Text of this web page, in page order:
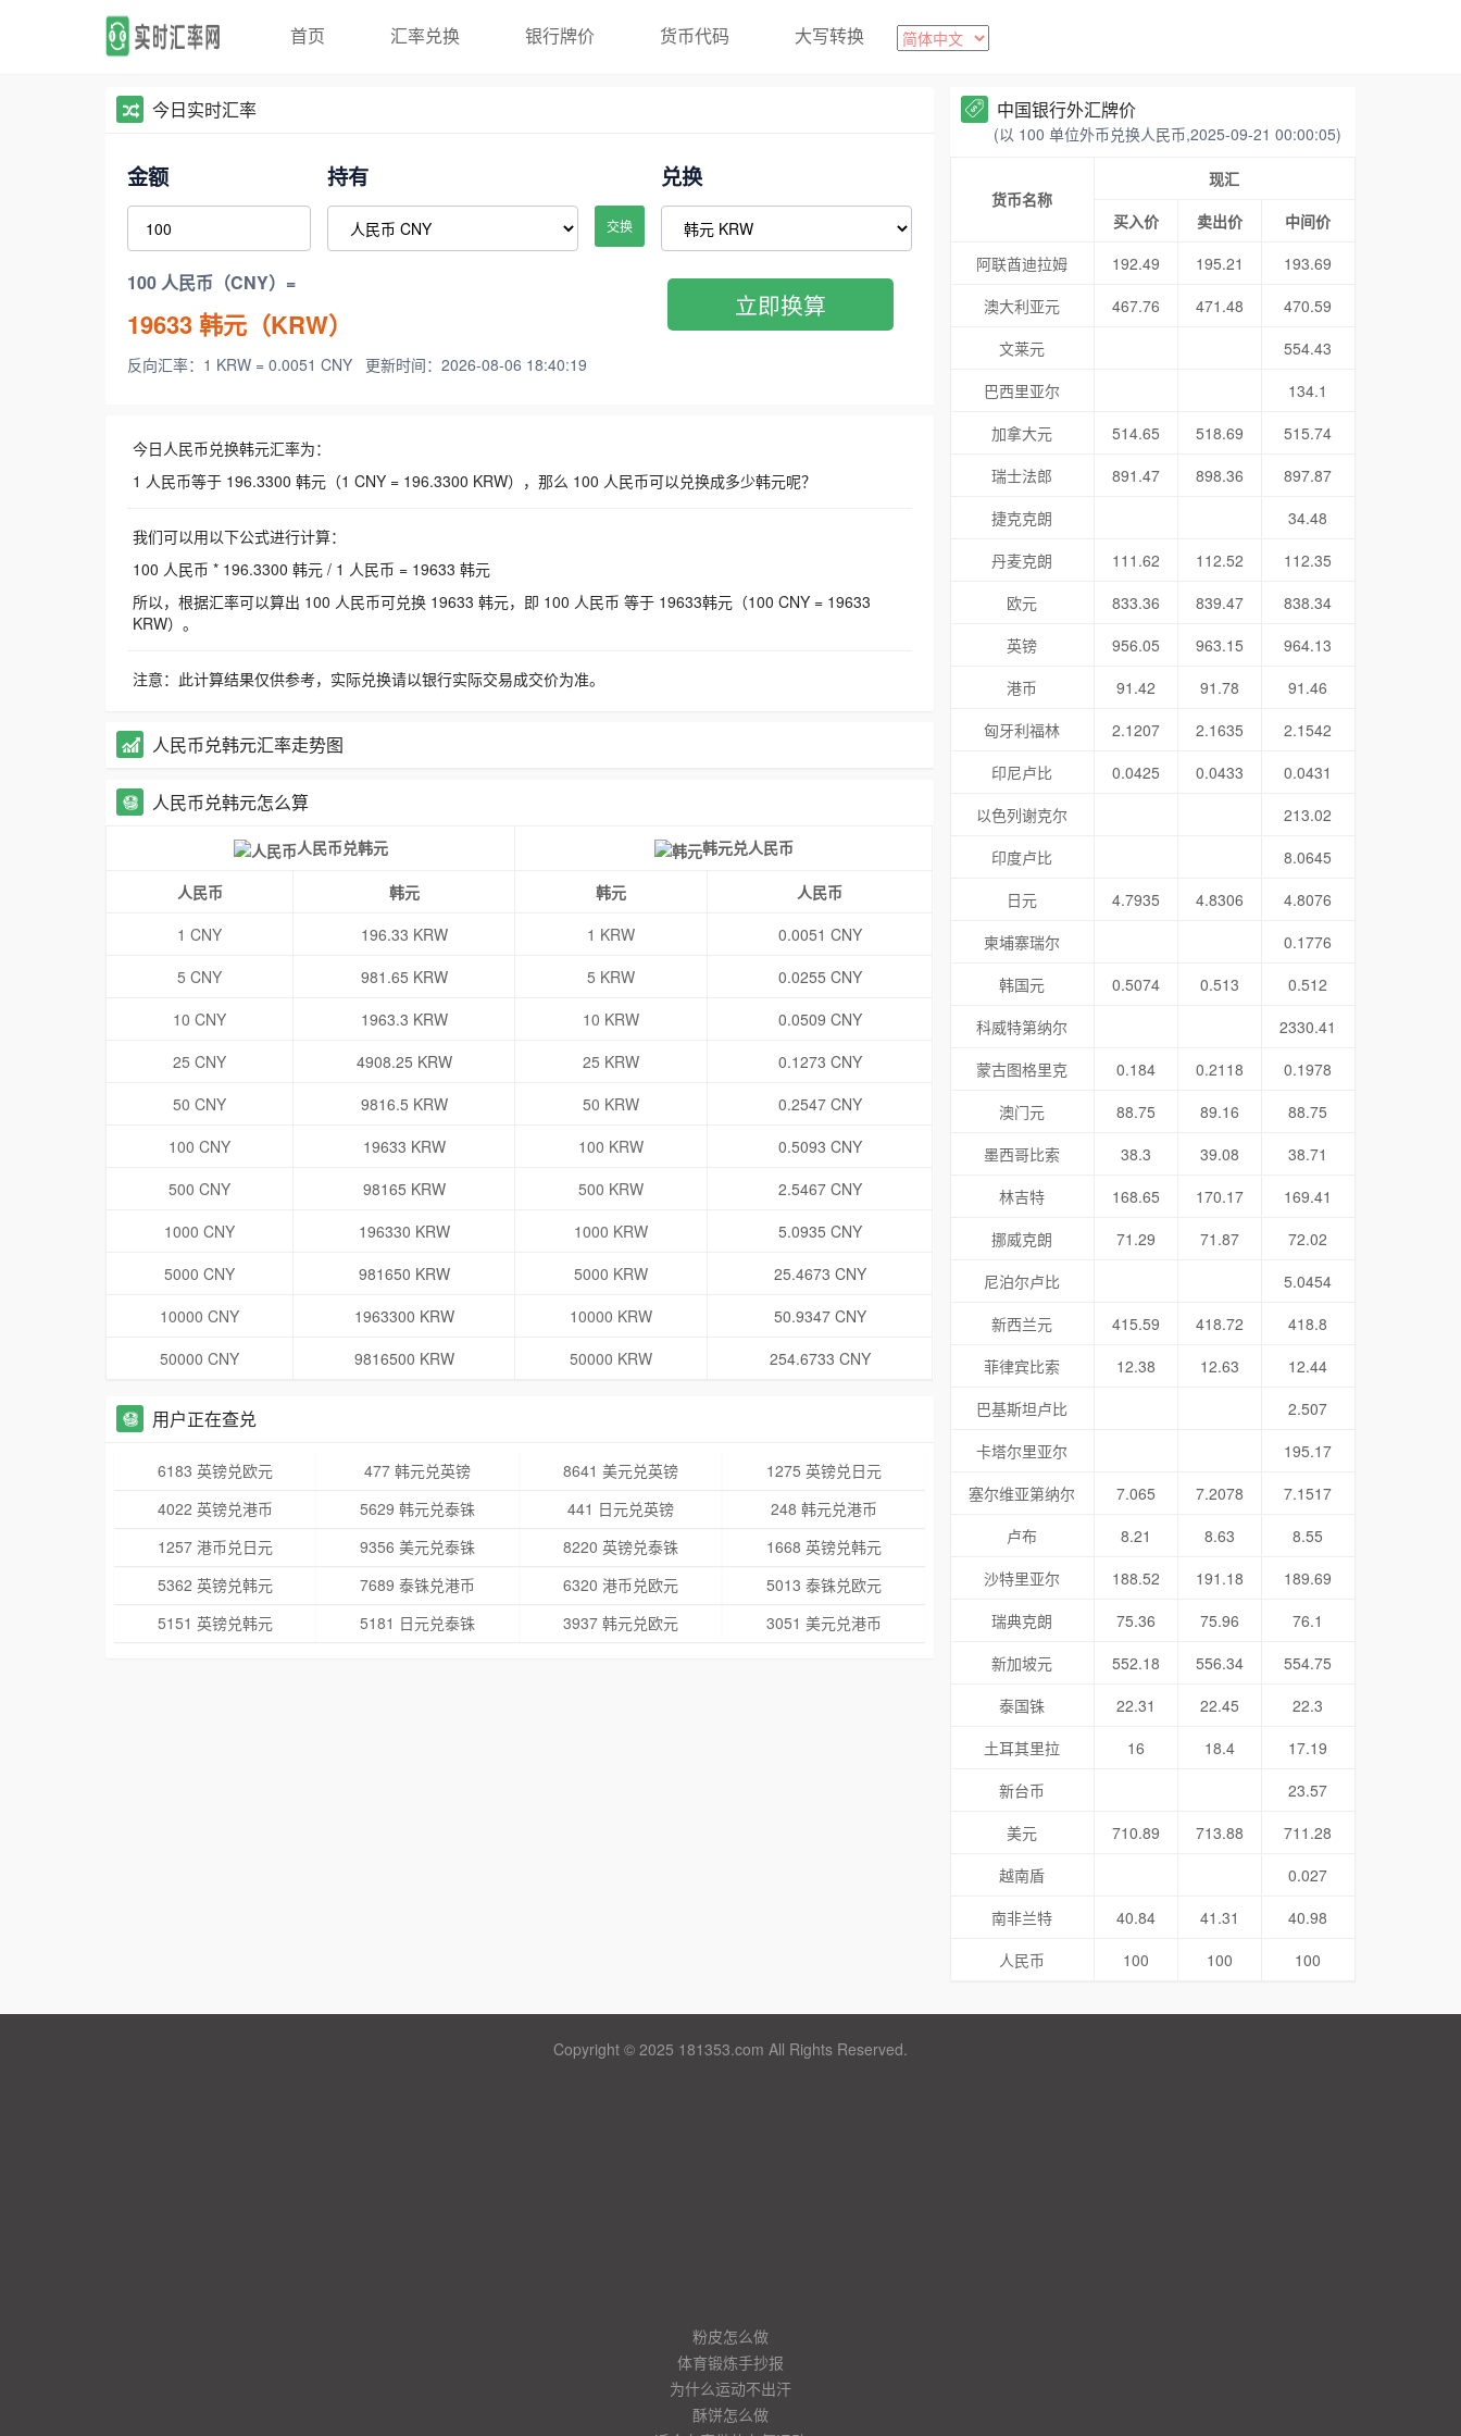
首页 汇率兑换 银行牌价 货币代码 大写转换
今日实时汇率
金额 持有
交换
兑换
100 人民币（CNY）=
19633韩元（KRW）
反向汇率：1 KRW = 0.0051 CNY 更新时间：2026-08-06 18:40:19
立即换算
今日人民币兑换韩元汇率为：
1 人民币等于 196.3300 韩元（1 CNY = 196.3300 KRW），那么 100 人民币可以兑换成多少韩元呢？
我们可以用以下公式进行计算：
100 人民币 * 196.3300 韩元 / 1 人民币 = 19633 韩元
所以，根据汇率可以算出 100 人民币可兑换 19633 韩元，即 100 人民币 等于 19633韩元（100 CNY = 19633
KRW）。
注意：此计算结果仅供参考，实际兑换请以银行实际交易成交价为准。
人民币兑韩元汇率走势图
人民币兑韩元怎么算
人民币兑韩元 韩元兑人民币
人民币 韩元 韩元
人民币
1 CNY
196.33 KRW 1 KRW
0.0051 CNY
5 CNY
981.65 KRW 5 KRW
0.0255 CNY
10 CNY
1963.3 KRW 10 KRW
0.0509 CNY
25 CNY
4908.25 KRW 25 KRW
0.1273 CNY
50 CNY
9816.5 KRW 50 KRW
0.2547 CNY
100 CNY
19633 KRW 100 KRW
0.5093 CNY
500 CNY
98165 KRW 500 KRW
2.5467 CNY
1000 CNY
196330 KRW 1000 KRW
5.0935 CNY
5000 CNY
981650 KRW 5000 KRW
25.4673 CNY
10000 CNY
1963300 KRW 10000 KRW
50.9347 CNY
50000 CNY
9816500 KRW 50000 KRW 254.6733 CNY
用户正在查兑
6183 英镑兑欧元 477 韩元兑英镑 8641 美元兑英镑
1275 英镑兑日元
4022 英镑兑港币
5629 韩元兑泰铢 441 日元兑英镑
248 韩元兑港币
1257 港币兑日元
9356 美元兑泰铢 8220 英镑兑泰铢
1668 英镑兑韩元
5362 英镑兑韩元
7689 泰铢兑港币 6320 港币兑欧元
5013 泰铢兑欧元
5151 英镑兑韩元
5181 日元兑泰铢 3937 韩元兑欧元 3051 美元兑港币
中国银行外汇牌价
(以 100 单位外币兑换人民币,2025-09-21 00:00:05)
货币名称
现汇
买入价
卖出价
中间价
阿联酋迪拉姆
192.49 195.21
193.69
澳大利亚元
467.76 471.48
470.59
文莱元
554.43
巴西里亚尔
134.1
加拿大元
514.65 518.69
515.74
瑞士法郎
891.47 898.36
897.87
捷克克朗
34.48
丹麦克朗
111.62 112.52
112.35
欧元
833.36 839.47
838.34
英镑
956.05 963.15
964.13
港币
91.42 91.78
91.46
匈牙利福林
2.1207 2.1635
2.1542
印尼卢比
0.0425 0.0433
0.0431
以色列谢克尔
213.02
印度卢比
8.0645
日元
4.7935 4.8306
4.8076
柬埔寨瑞尔
0.1776
韩国元
0.5074 0.513
0.512
科威特第纳尔
2330.41
蒙古图格里克
0.184 0.2118
0.1978
澳门元
88.75 89.16
88.75
墨西哥比索
38.3 39.08
38.71
林吉特
168.65 170.17
169.41
挪威克朗
71.29 71.87
72.02
尼泊尔卢比
5.0454
新西兰元
415.59 418.72
418.8
菲律宾比索
12.38 12.63
12.44
巴基斯坦卢比
2.507
卡塔尔里亚尔
195.17
塞尔维亚第纳尔
7.065 7.2078
7.1517
卢布
8.21 8.63
8.55
沙特里亚尔
188.52 191.18
189.69
瑞典克朗
75.36 75.96
76.1
新加坡元
552.18 556.34
554.75
泰国铢
22.31 22.45
22.3
土耳其里拉
16 18.4
17.19
新台币
23.57
美元
710.89 713.88
711.28
越南盾
0.027
南非兰特
40.84 41.31
40.98
人民币
100 100 100
Copyright © 2025 181353.com All Rights Reserved.
粉皮怎么做
体育锻炼手抄报
为什么运动不出汗
酥饼怎么做